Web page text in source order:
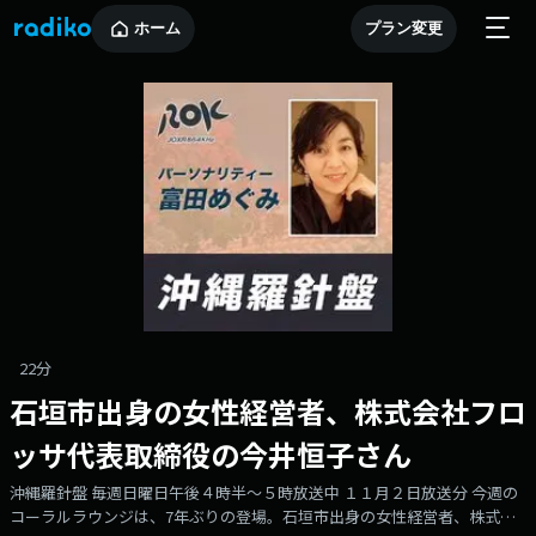
ホーム プラン変更
22分
石垣市出身の女性経営者、株式会社フロ
ッサ代表取締役の今井恒子さん
沖縄羅針盤 毎週日曜日午後４時半～５時放送中 １１月２日放送分 今週の
コーラルラウンジは、7年ぶりの登場。石垣市出身の女性経営者、株式会